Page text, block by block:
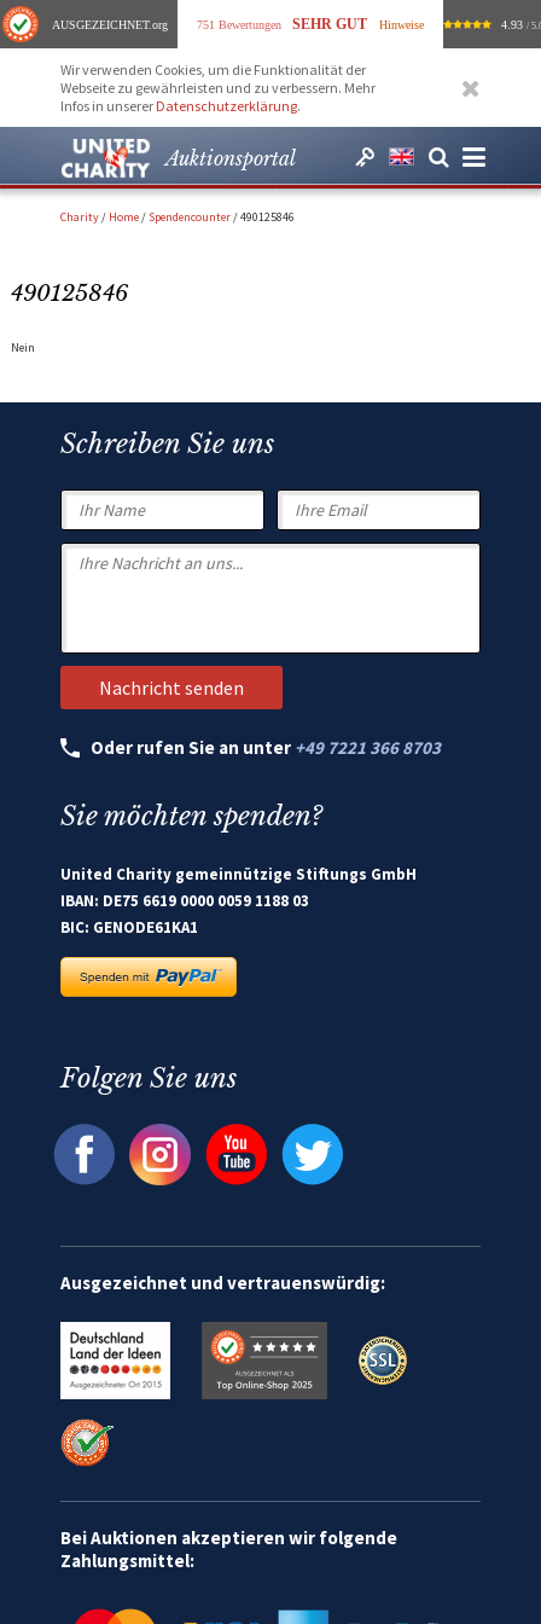
AUSGEZEICHNET.org 751 Bewertungen SEHR GUT Hinweise 4.93 /
Wir verwenden Cookies, um die Funktionalität der
Webseite zu gewährleisten und zu verbessern. Mehr
Infos in unserer Datenschutzerklärung.
Auktionsportal
Charity/ Home/ Spendencounter/490125846
490125846
Nein
Schreiben Sie uns
Oder rufen Sie an unter +49 7221 366 8703
Sie möchten spenden?
United Charity gemeinnützige Stiftungs GmbH
IBAN: DE75 6619 0000 0059 1188 03
BIC: GENODE61KA1
Folgen Sie uns
Ausgezeichnet und vertrauenswürdig:
Bei Auktionen akzeptieren wir folgende
Zahlungsmittel: